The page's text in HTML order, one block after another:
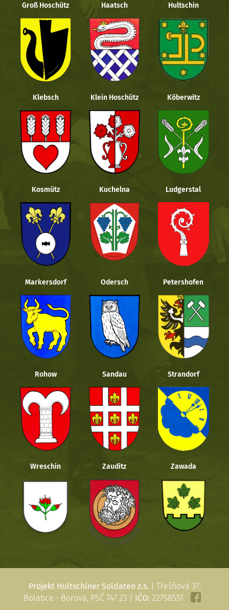
Groß Hoschütz Haatsch Hultschin
Klebsch Klein Hoschütz Köberwitz
Kosmütz Kuchelna Ludgerstal
Markersdorf Odersch Petershofen
Rohow Sandau Strandorf
Wreschin Zauditz Zawada
Projekt Hultschiner Soldaten z.s. | Třešňová 37,
Bolatice - Borová, PSČ 747 23 | IČO: 22758551